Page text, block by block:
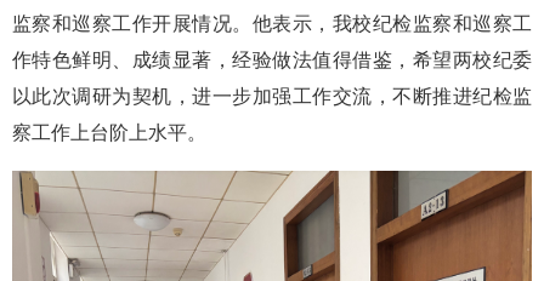
监察和巡察工作开展情况。他表示，我校纪检监察和巡察工
作特色鲜明、成绩显著，经验做法值得借鉴，希望两校纪委
以此次调研为契机，进一步加强工作交流，不断推进纪检监
察工作上台阶上水平。